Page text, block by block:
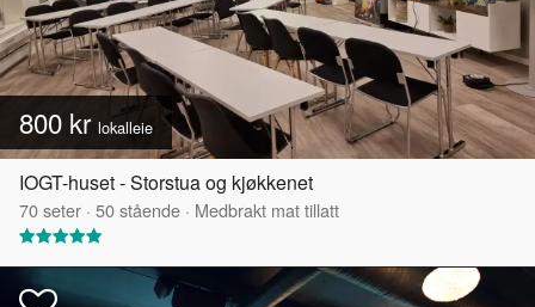
800 kr lokalleie
IOGT-huset - Storstua og kjøkkenet
70seter · 50stående · Medbrakt mat tillatt